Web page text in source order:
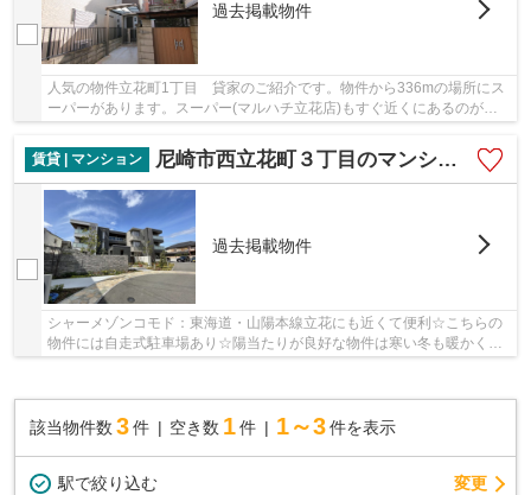
過去掲載物件
人気の物件立花町1丁目 貸家のご紹介です。物件から336mの場所にス
ーパーがあります。スーパー(マルハチ立花店)もすぐ近くにあるのがポ
賃貸 | マンション
尼崎市西立花町３丁目のマンション
過去掲載物件
シャーメゾンコモド：東海道・山陽本線立花にも近くて便利☆こちらの
物件には自走式駐車場あり☆陽当たりが良好な物件は寒い冬も暖かく過
ごす事ができます☆駅まで徒歩9分なので、アクセ...
該当物件数 3件 空き数 1 件 1～3 件を表示
駅で絞り込む 変更